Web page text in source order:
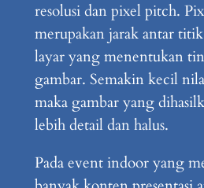
resolusi dan pixel pitch.
merupakan jarak antar
layar yang menentukan
gambar. Semakin kecil
maka gambar yang
lebih detail dan halus.
Pada event indoor yang